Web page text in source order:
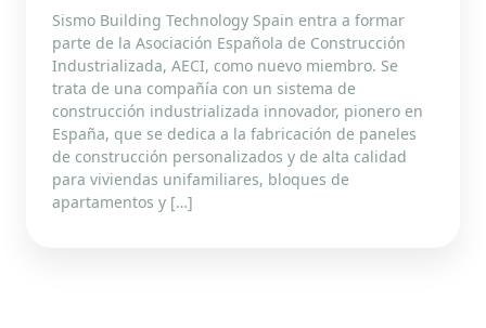
Sismo Building Technology Spain entra a formar
parte de la Asociación Española de Construcción
Industrializada, AECI, como nuevo miembro. Se
trata de una compañía con un sistema de
construcción industrializada innovador, pionero en
España, que se dedica a la fabricación de paneles
de construcción personalizados y de alta calidad
para viviendas unifamiliares, bloques de
apartamentos y […]